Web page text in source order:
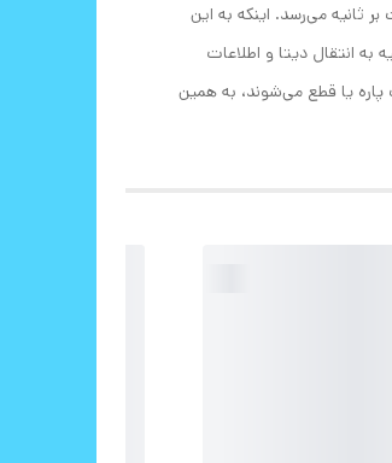
شما می‌توانید همزمان با انتقال دیتا به شارژ کردن گوشی نیز بپردازید. نرخ انتقال داده این کابل حداکثر به 480 مگابیت بر ثانیه می‌رسد. اینکه به این
که گوشی یا لپ تاپ شما از این سرعت پشتیبانی کند، می‌توانید با سرعت 480 مگابیت بر ثانیه به انتقال دیتا و اطلاعات
پاره یا قطع می‌شوند، به همین